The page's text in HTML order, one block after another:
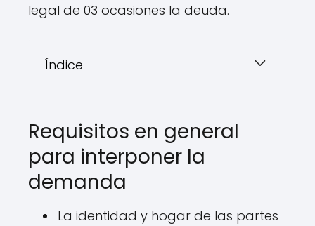
legal de 03 ocasiones la deuda.
Índice
Requisitos en general
para interponer la
demanda
La identidad y hogar de las partes